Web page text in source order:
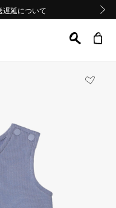
遅延について
遅延について
遅延について